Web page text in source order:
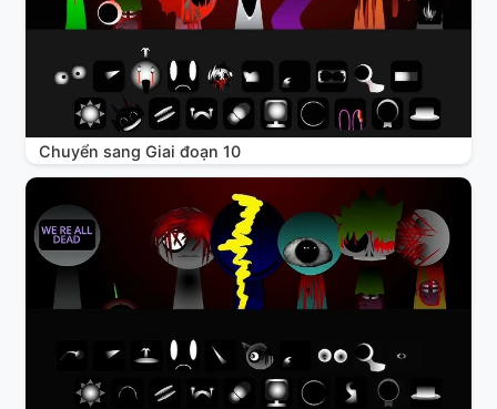
Chuyển sang Giai đoạn 10